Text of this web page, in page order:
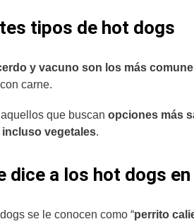
tipos de hot dogs
y vacuno son los más
carne.
que buscan opciones más
vegetales.
dice a los hot dogs
se le conocen como “perrito